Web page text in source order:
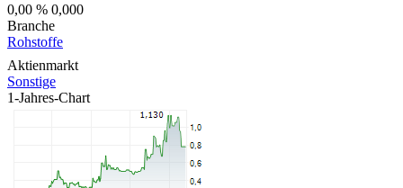
0,00 % 0,000
Branche
Rohstoffe
Aktienmarkt
Sonstige
1-Jahres-Chart